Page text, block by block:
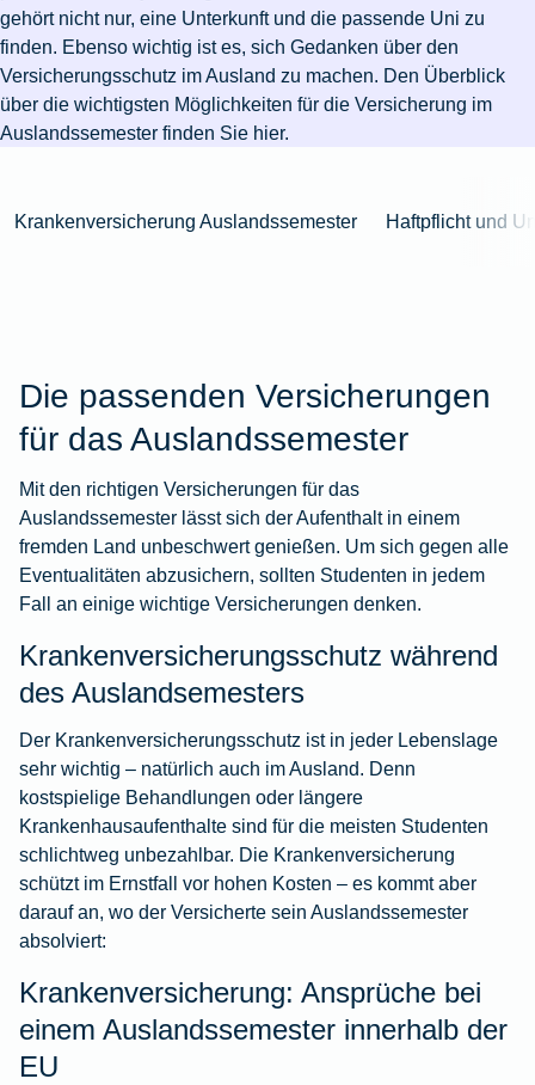
Wurzelbehandlung
Kieferorthopädie
für's
Krankenhaus
Zur
Artikelübersicht
Artikelübersicht
Gesunde
Ernährung
Workout
Artikelübersicht
Zur
Artikelübersicht
Niederlande
KFZ-
Versicherung
im
Zur
bei
Katzen
Zur
Artikelübersicht
Kastration
Fieber
Pferdesprache
Insektenschutz
für's
Pferd
mit
Zur
Hausboot
Zur
Versicherungen
für
Kinder
Artikelübersicht
Versicherungen
für
Familien
Senioren
Versicherungsschutz
bei
Modernisierung
Zur
gehört nicht nur, eine Unterkunft und die passende Uni zu
finden. Ebenso wichtig ist es, sich Gedanken über den
Versicherungsschutz im Ausland zu machen. Den Überblick
über die wichtigsten Möglichkeiten für die Versicherung im
Auslandssemester finden Sie hier.
Krankenversicherung Auslandssemester Haftpflicht und
Die passenden Versicherungen
für das Auslandssemester
Mit den richtigen Versicherungen für das
Auslandssemester lässt sich der Aufenthalt in einem
fremden Land unbeschwert genießen. Um sich gegen alle
Eventualitäten abzusichern, sollten Studenten in jedem
Fall an einige wichtige Versicherungen denken.
Krankenversicherungsschutz während
des Auslandsemesters
Der Krankenversicherungsschutz ist in jeder Lebenslage
sehr wichtig – natürlich auch im Ausland. Denn
kostspielige Behandlungen oder längere
Krankenhausaufenthalte sind für die meisten Studenten
schlichtweg unbezahlbar. Die Krankenversicherung
schützt im Ernstfall vor hohen Kosten – es kommt aber
darauf an, wo der Versicherte sein Auslandssemester
absolviert:
Krankenversicherung: Ansprüche bei
einem Auslandssemester innerhalb der
EU